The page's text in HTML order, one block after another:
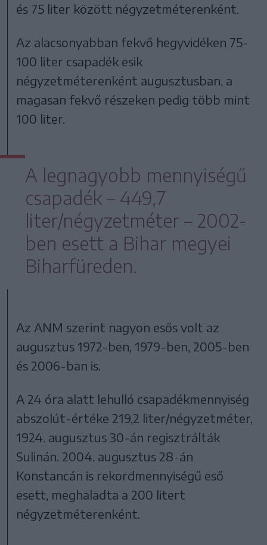
és 75 liter között négyzetméterenként.
Az alacsonyabban fekvő hegyvidéken 75-
100 liter csapadék esik
négyzetméterenként augusztusban, a
magasan fekvő részeken pedig több mint
100 liter.
A legnagyobb mennyiségű
csapadék – 449,7
liter/négyzetméter – 2002-
ben esett a Bihar megyei
Biharfüreden.
Az ANM szerint nagyon esős volt az
augusztus 1972-ben, 1979-ben, 2005-ben
és 2006-ban is.
A 24 óra alatt lehulló csapadékmennyiség
abszolút-értéke 219,2 liter/négyzetméter,
1924. augusztus 30-án regisztrálták
Sulinán. 2004. augusztus 28-án
Konstancán is rekordmennyiségű eső
esett, meghaladta a 200 litert
négyzetméterenként.